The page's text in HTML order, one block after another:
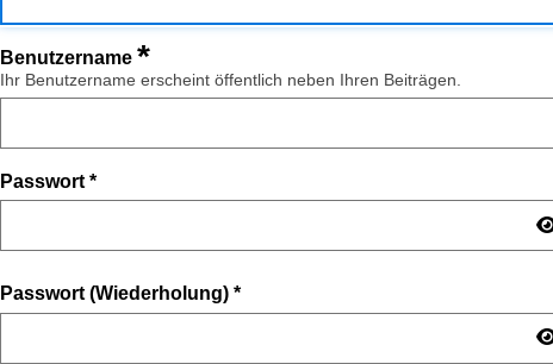
Benutzername *
Ihr Benutzername erscheint öffentlich neben Ihren Beiträgen.
Passwort *
Passwort (Wiederholung) *